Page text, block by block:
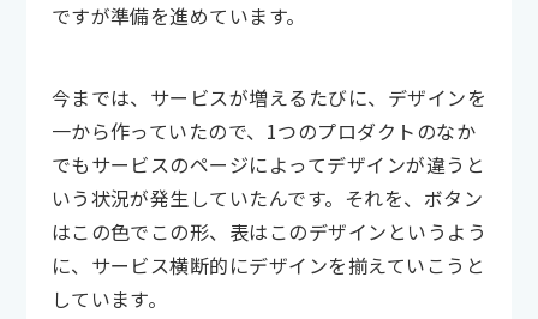
ですが準備を進めています。
今までは、サービスが増えるたびに、デザインを
一から作っていたので、1つのプロダクトのなか
でもサービスのページによってデザインが違うと
いう状況が発生していたんです。それを、ボタン
はこの色でこの形、表はこのデザインというよう
に、サービス横断的にデザインを揃えていこうと
しています。